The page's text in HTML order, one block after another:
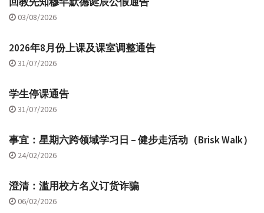
03/08/2026
2026年8月份上课及课室调整通告
31/07/2026
学生停课通告
31/07/2026
事宜：星期六跨领域学习日 – 健步走活动（Brisk Walk）
24/02/2026
澄清：滥用校方名义订货诈骗
06/02/2026